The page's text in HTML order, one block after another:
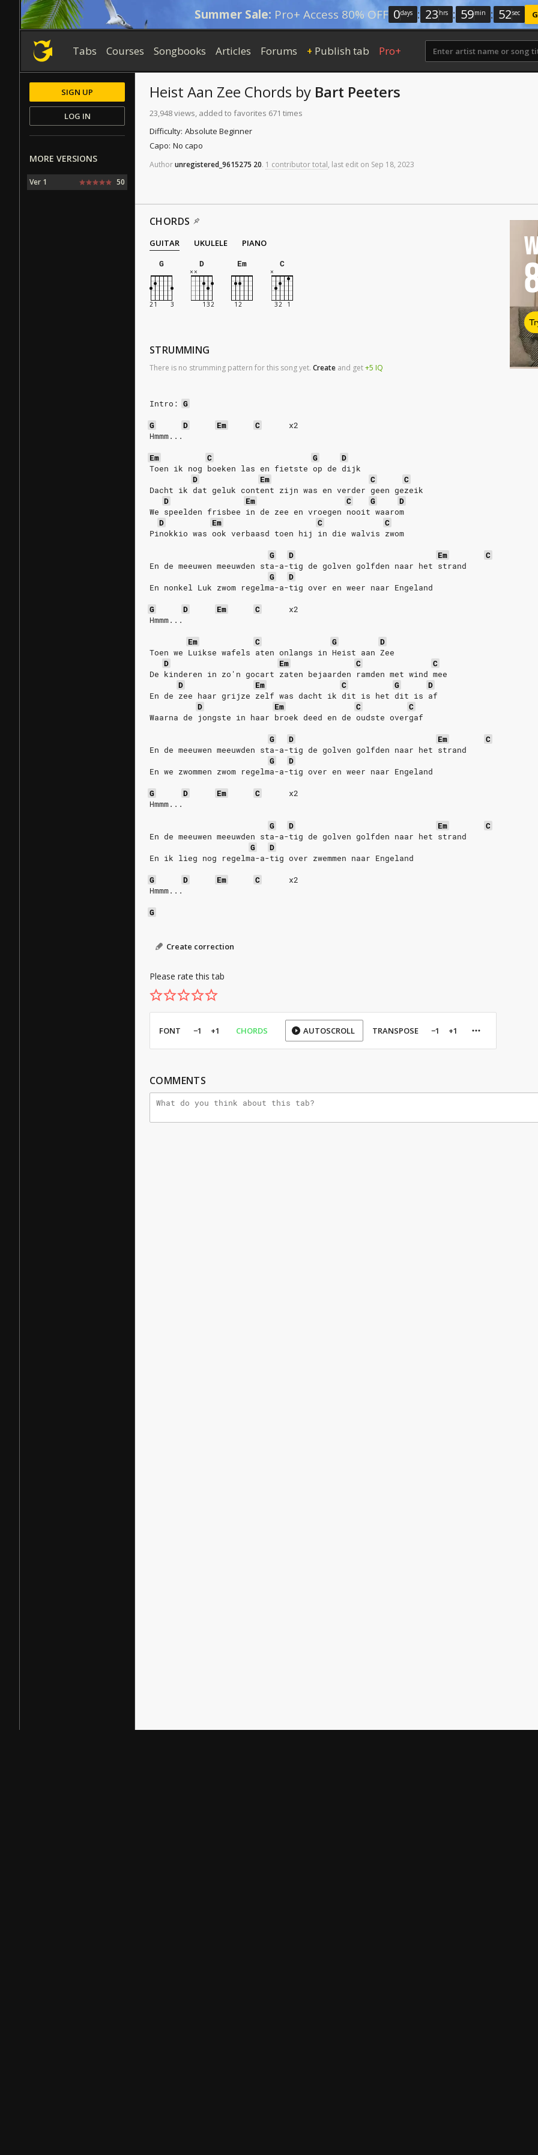
Summer Sale: Pro+ Access 80% OFF 0days : 23 hrs : 59min : 51sec
Tabs Courses Songbooks Articles Forums + Publish tab Pro+
Heist Aan Zee Chords by Bart Peeters
23,948 views, added to favorites 671 times
Difficulty: Absolute Beginner
Capo: No capo
Authorunregistered_9615275 20. 1 contributor total, last edit on Sep 18, 2023
CHORDS
GUITAR UKULELE
PIANO
G
D Em C
STRUMMING
There is no strumming pattern for this song yet. Create and get+5 IQ
Intro: G
G
D Em C
x2
Hmmm...
Em
C G
D
Toen ik nog boeken las en fietste op de dijk
D
Em C
C
Dacht ik dat geluk content zijn was en verder geen gezeik
D
Em C G
D
We speelden frisbee in de zee en vroegen nooit waarom
D
Em C
C
Pinokkio was ook verbaasd toen hij in die walvis zwom
G
D Em
C
En de meeuwen meeuwden sta-a-tig de golven golfden naar het strand
G
D
En nonkel Luk zwom regelma-a-tig over en weer naar Engeland
G
D Em C
x2
Hmmm...
Em
C G
D
Toen we Luikse wafels aten onlangs in Heist aan Zee
D
Em C
C
De kinderen in zo'n gocart zaten bejaarden ramden met wind mee
D
Em C G
D
En de zee haar grijze zelf was dacht ik dit is het dit is af
D
Em C
C
Waarna de jongste in haar broek deed en de oudste overgaf
G
D Em
C
En de meeuwen meeuwden sta-a-tig de golven golfden naar het strand
G
D
En we zwommen zwom regelma-a-tig over en weer naar Engeland
G
D Em C
x2
Hmmm...
G
D Em
C
En de meeuwen meeuwden sta-a-tig de golven golfden naar het strand
G
D
En ik lieg nog regelma-a-tig over zwemmen naar Engeland
G
D Em C
x2
Hmmm...
G
Create correction
Please rate this tab
FONT −1 +1 CHORDS AUTOSCROLL TRANSPOSE −1 +1
COMMENTS
SIGN UP
LOG IN
MORE VERSIONS
Ver 1 50